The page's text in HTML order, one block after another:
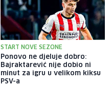
START NOVE SEZONE
Ponovo ne djeluje dobro:
Bajraktarević nije dobio ni
minut za igru u velikom kiksu
PSV-a